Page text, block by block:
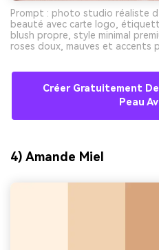
Prompt : photo studio réaliste
beauté avec carte logo,
blush propre, style minimal
roses doux, mauves et accents
Créer Gratuitement
Peau
4) Amande Miel